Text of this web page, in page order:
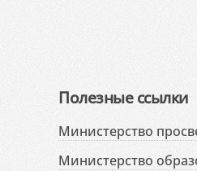
Полезные ссылки
Министерство
Министерство